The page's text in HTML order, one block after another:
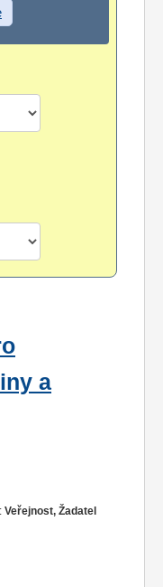
a
Veřejnost, Žadatel